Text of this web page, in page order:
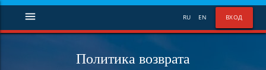
ВХОД
RU EN
menu
Политика возврата